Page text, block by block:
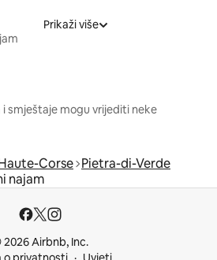
Prikaži više
smještaje mogu vrijediti neke
Corse Pietra-di-Verde
najam
Airbnb, Inc.